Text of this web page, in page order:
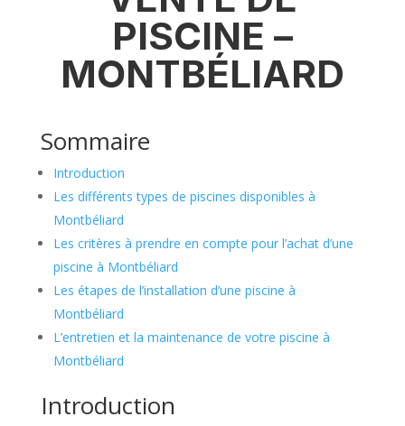
PISCINE –
MONTBÉLIARD
Sommaire
Introduction
Les différents types de piscines disponibles à
Montbéliard
Les critères à prendre en compte pour l’achat d’une
piscine à Montbéliard
Les étapes de l’installation d’une piscine à
Montbéliard
L’entretien et la maintenance de votre piscine à
Montbéliard
Introduction